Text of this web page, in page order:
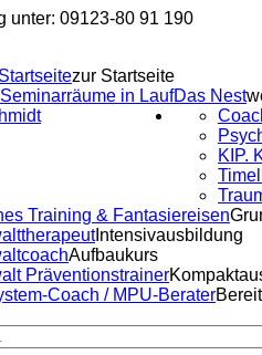
unter: 09123-80 91 190
zur Startseite
Das Nest
in Lauf
KIP.
Training & Fantasiereisen
Intensivausbildung
Aufbaukurs
Präventionstrainer
Coach / MPU-Berater